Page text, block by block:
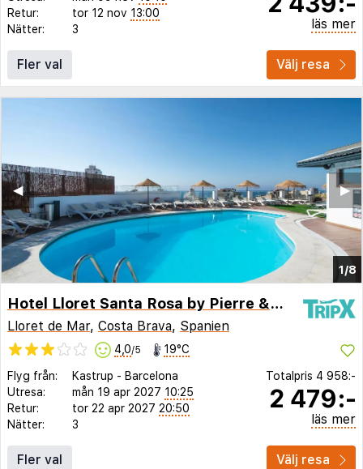
Retur:
tor 12 nov 13:00
Nätter:
3 läs mer
Fler val Välj resa
1/8
▶︎
◀︎
Hotel Lloret Santa Rosa by Pierre & Vacances
Lloret de Mar, Costa Brava, Spanien
4,0/5 19°C
Flyg från: Kastrup - Barcelona
Utresa:
mån 19 apr 2027 10:25
Retur:
tor 22 apr 2027 20:50
Nätter:
3
Totalpris 4 958:-
2 479:-
läs mer
Fler val Välj resa